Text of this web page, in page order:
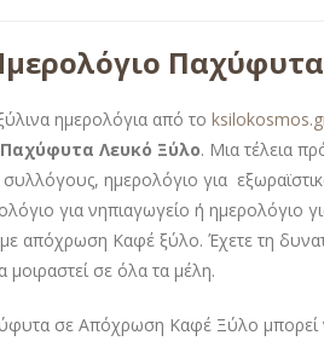
ημερολόγια από το
Λευκό Ξύλο. Μια τέλεια
ημερολόγιο για
για νηπιαγωγείο ή ημερολόγιο
Καφέ ξύλο. Έχετε τη
σε όλα τα μέλη.
σε Απόχρωση Καφέ Ξύλο μπορεί